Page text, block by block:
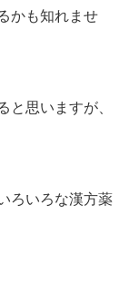
かも知れませ
と思いますが、
ろいろな漢方薬